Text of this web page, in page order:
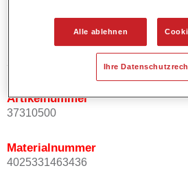
Produktvariante
3.5LT
Artikelnummer
37310500
Materialnummer
4025331463436
Alle ablehnen
Ihre